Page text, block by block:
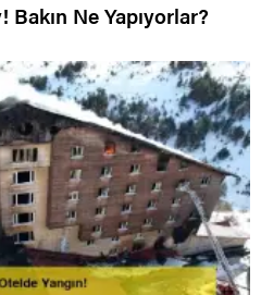
Ne Yapıyorlar?